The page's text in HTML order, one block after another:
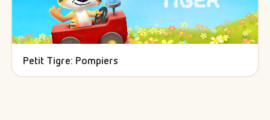
Petit Tigre: Pompiers